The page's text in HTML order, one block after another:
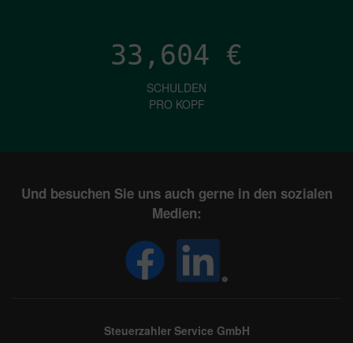
33,604 €
SCHULDEN
PRO KOPF
Und besuchen Sie uns auch gerne in den sozialen
Medien:
Steuerzahler Service GmbH